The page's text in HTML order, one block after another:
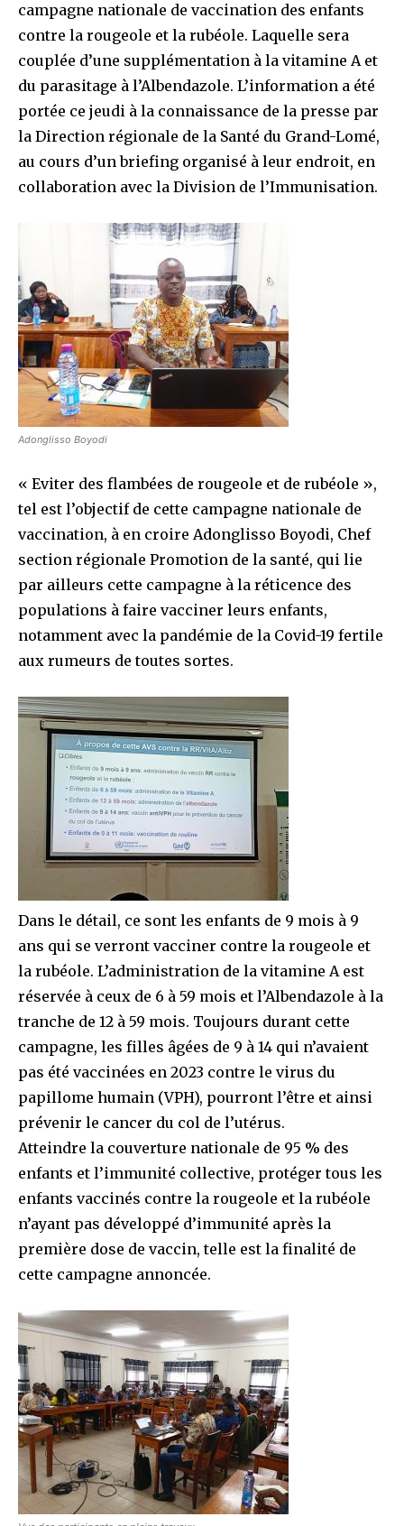
campagne nationale de vaccination des enfants
contre la rougeole et la rubéole. Laquelle sera
couplée d’une supplémentation à la vitamine A et
du parasitage à l’Albendazole. L’information a été
portée ce jeudi à la connaissance de la presse par
la Direction régionale de la Santé du Grand-Lomé,
au cours d’un briefing organisé à leur endroit, en
collaboration avec la Division de l’Immunisation.
Adonglisso Boyodi
« Eviter des flambées de rougeole et de rubéole »,
tel est l’objectif de cette campagne nationale de
vaccination, à en croire Adonglisso Boyodi, Chef
section régionale Promotion de la santé, qui lie
par ailleurs cette campagne à la réticence des
populations à faire vacciner leurs enfants,
notamment avec la pandémie de la Covid-19 fertile
aux rumeurs de toutes sortes.
Dans le détail, ce sont les enfants de 9 mois à 9
ans qui se verront vacciner contre la rougeole et
la rubéole. L’administration de la vitamine A est
réservée à ceux de 6 à 59 mois et l’Albendazole à la
tranche de 12 à 59 mois. Toujours durant cette
campagne, les filles âgées de 9 à 14 qui n’avaient
pas été vaccinées en 2023 contre le virus du
papillome humain (VPH), pourront l’être et ainsi
prévenir le cancer du col de l’utérus.
Atteindre la couverture nationale de 95 % des
enfants et l’immunité collective, protéger tous les
enfants vaccinés contre la rougeole et la rubéole
n’ayant pas développé d’immunité après la
première dose de vaccin, telle est la finalité de
cette campagne annoncée.